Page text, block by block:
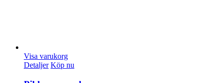
Visa varukorg
Detaljer Köp nu